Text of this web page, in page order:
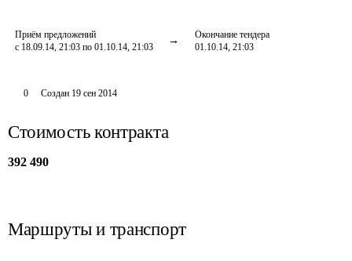
Приём предложений
с 18.09.14, 21:03 по 01.10.14, 21:03
Окончание тендера
01.10.14, 21:03
0 Создан 19 сен 2014
Стоимость контракта
392 490
Маршруты и транспорт